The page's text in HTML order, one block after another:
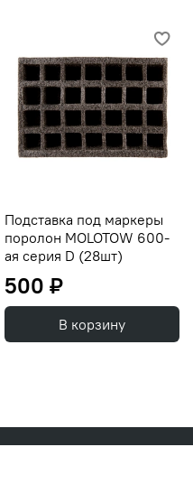
Подставка под маркеры
поролон MOLOTOW 600-
ая серия D (28шт)
500 ₽
В корзину